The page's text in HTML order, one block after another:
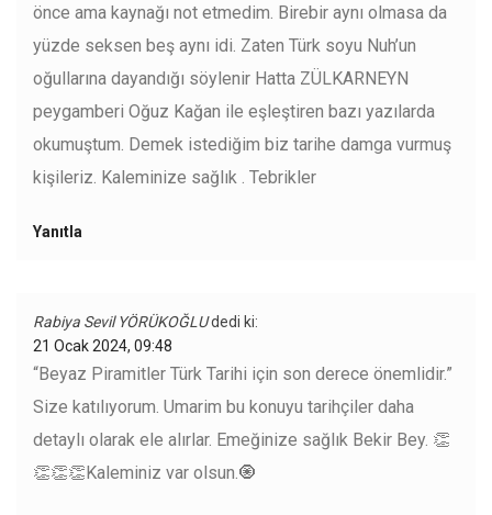
önce ama kaynağı not etmedim. Birebir aynı olmasa da
yüzde seksen beş aynı idi. Zaten Türk soyu Nuh’un
oğullarına dayandığı söylenir Hatta ZÜLKARNEYN
peygamberi Oğuz Kağan ile eşleştiren bazı yazılarda
okumuştum. Demek istediğim biz tarihe damga vurmuş
kişileriz. Kaleminize sağlık . Tebrikler
Yanıtla
Rabiya Sevil YÖRÜKOĞLUdedi ki:
21 Ocak 2024, 09:48
“Beyaz Piramitler Türk Tarihi için son derece önemlidir.”
Size katılıyorum. Umarim bu konuyu tarihçiler daha
detaylı olarak ele alırlar. Emeğinize sağlık Bekir Bey. 👏
👏👏👏Kaleminiz var olsun.🧿